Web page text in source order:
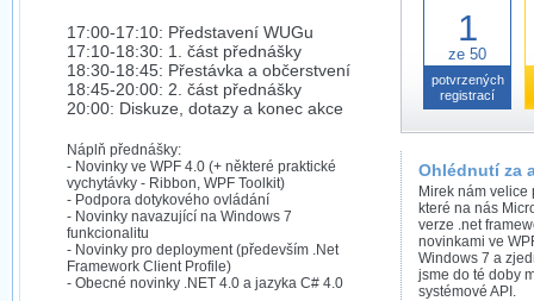
17:00-17:10: Představení WUGu
17:10-18:30: 1. část přednášky
18:30-18:45: Přestávka a občerstvení
18:45-20:00: 2. část přednášky
20:00: Diskuze, dotazy a konec akce
Náplň přednášky:
- Novinky ve WPF 4.0 (+ některé praktické
vychytávky - Ribbon, WPF Toolkit)
- Podpora dotykového ovládání
- Novinky navazující na Windows 7
funkcionalitu
- Novinky pro deployment (především .Net
Framework Client Profile)
- Obecné novinky .NET 4.0 a jazyka C# 4.0
1
ze 50
potvrzených
registrací
Ohlédnutí za
Mirek nám
které na nás
verze .net
novinkami ve
Windows 7 a
jsme do té doby
systémové API.